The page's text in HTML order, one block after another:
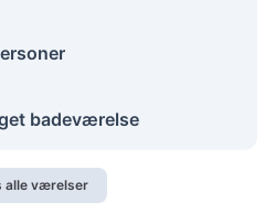
badeværelse
alle værelser